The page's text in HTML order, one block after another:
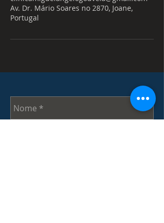
Av. Dr. Mário Soares no 2870, Joane,
Portugal